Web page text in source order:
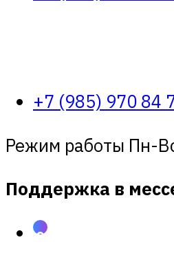
+7 (985) 970 84
Режим работы Пн-
Поддержка в